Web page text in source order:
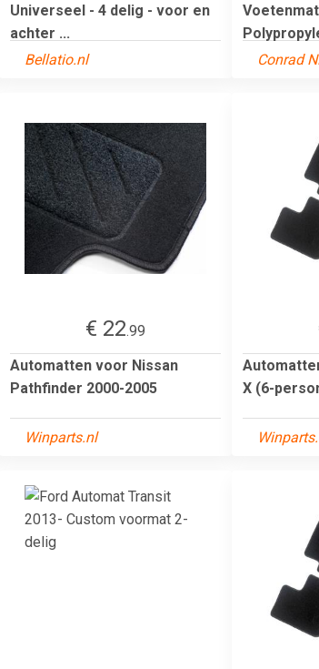
Universeel - 4 delig - voor en
achter ...
Bellatio.nl
Conrad
€ 22.99
Automatten voor Nissan
Pathfinder 2000-2005
Winparts.nl
X (6-